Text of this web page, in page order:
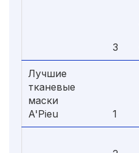
3
Лучшие
тканевые
маски
A'Pieu
1